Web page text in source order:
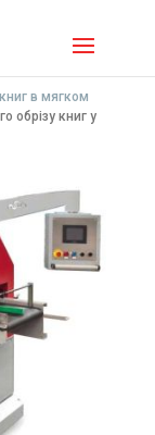
в мягком
обрізу книг у